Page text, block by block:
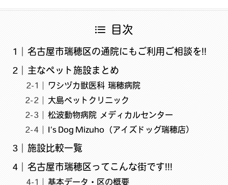
目次
名古屋市瑞穂区の通院にもご利用ご相談を!!
主なペット施設まとめ
ワシヅカ獣医科 瑞穂病院
大島ペットクリニック
松波動物病院 メディカルセンター
I’s Dog Mizuho（アイズドッグ瑞穂店）
施設比較一覧
名古屋市瑞穂区ってこんな街です!!!
基本データ・区の概要